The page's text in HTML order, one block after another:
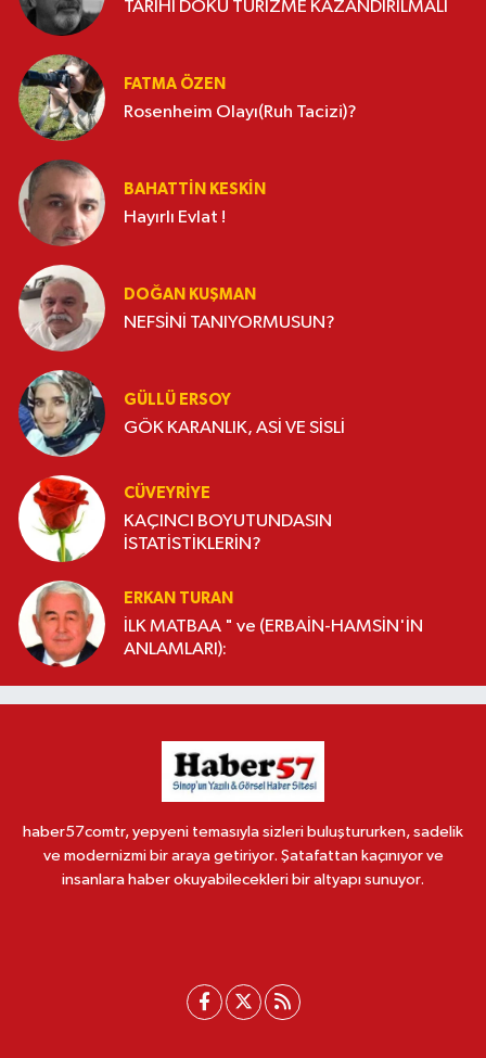
TARİHİ DOKU TURİZME KAZANDIRILMALI
FATMA ÖZEN
Rosenheim Olayı(Ruh Tacizi)?
BAHATTIN KESKİN
Hayırlı Evlat !
DOĞAN KUŞMAN
NEFSİNİ TANIYORMUSUN?
GÜLLÜ ERSOY
GÖK KARANLIK, ASİ VE SİSLİ
CÜVEYRIYE
KAÇINCI BOYUTUNDASIN
İSTATİSTİKLERİN?
ERKAN TURAN
İLK MATBAA " ve (ERBAİN-HAMSİN'İN
ANLAMLARI):
haber57comtr, yepyeni temasıyla sizleri buluştururken, sadelik
ve modernizmi bir araya getiriyor. Şatafattan kaçınıyor ve
insanlara haber okuyabilecekleri bir altyapı sunuyor.